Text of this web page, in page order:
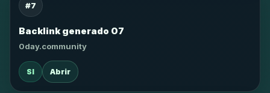
#7
Backlink generado 07
0day.community
SI Abrir